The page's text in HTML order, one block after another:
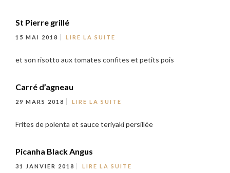
St Pierre grillé
15 MAI 2018 LIRE LA SUITE
et son risotto aux tomates confites et petits pois
Carré d’agneau
29 MARS 2018 LIRE LA SUITE
Frites de polenta et sauce teriyaki persillée
Picanha Black Angus
31 JANVIER 2018 LIRE LA SUITE